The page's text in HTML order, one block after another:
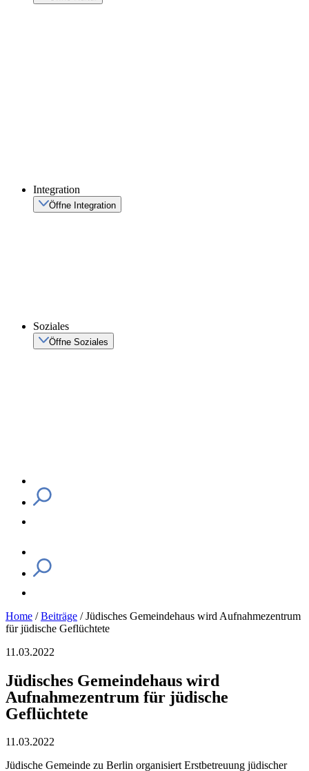
Integration
Öffne Integration
Soziales
Öffne Soziales
Home /Beiträge /Jüdisches Gemeindehaus wird Aufnahmezentrum
für jüdische Geflüchtete
11.03.2022
Jüdisches Gemeindehaus wird
Aufnahmezentrum für jüdische
Geflüchtete
11.03.2022
Jüdische Gemeinde zu Berlin organisiert Erstbetreuung jüdischer